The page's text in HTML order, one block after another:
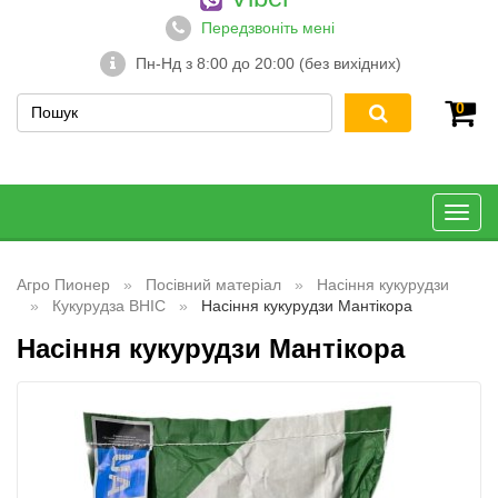
Передзвоніть мені
Пн-Нд з 8:00 до 20:00 (без вихідних)
0
Агро Пионер Посівний матеріал
Насіння кукурудзи
Кукурудза ВНІС
Насіння кукурудзи Мантікора
Насіння кукурудзи Мантікора